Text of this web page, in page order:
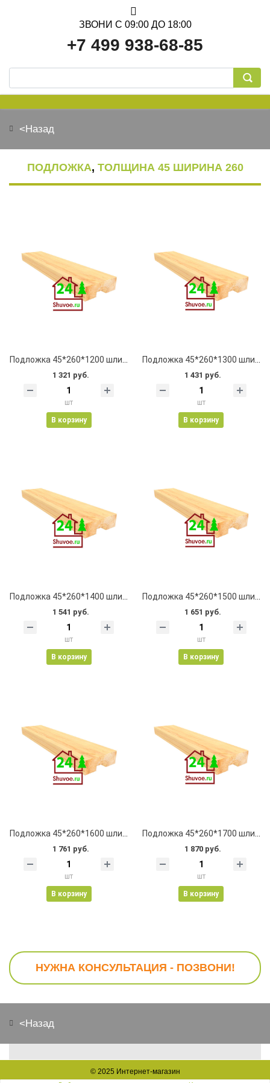
ЗВОНИ С 09:00 ДО 18:00
+7 499 938-68-85
<Назад
ПОДЛОЖКА, ТОЛЩИНА 45 ШИРИНА 260
Подложка 45*260*1200 шлифованная, клеевая, с пазом
1 321 руб.
шт
В корзину
Подложка 45*260*1300 шлифованная, клеевая, с пазом
1 431 руб.
шт
В корзину
Подложка 45*260*1400 шлифованная, клеевая, с пазом
1 541 руб.
шт
В корзину
Подложка 45*260*1500 шлифованная, клеевая, с пазом
1 651 руб.
шт
В корзину
1 761 руб.
шт
В корзину
1 870 руб.
шт
В корзину
НУЖНА КОНСУЛЬТАЦИЯ - ПОЗВОНИ!
<Назад
© 2025 Интернет-магазин